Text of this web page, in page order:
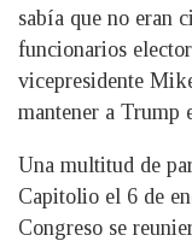
sabía que no eran
funcionarios
vicepresidente
mantener a Trump
Una multitud de
Capitolio el 6 de
Congreso se